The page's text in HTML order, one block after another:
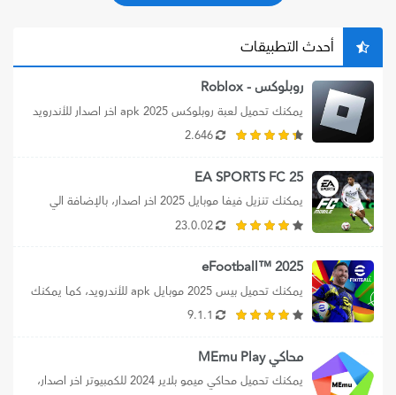
أحدث التطبيقات
روبلوكس - Roblox
برابط مباشر، بالإضافة الي تنزيل...
2.646
EA SPORTS FC 25
تحميل ea sports fc 25،...
23.0.02
2025 ™eFootball
تحميل efootball 2025 mobile برابط...
9.1.1
محاكي MEmu Play